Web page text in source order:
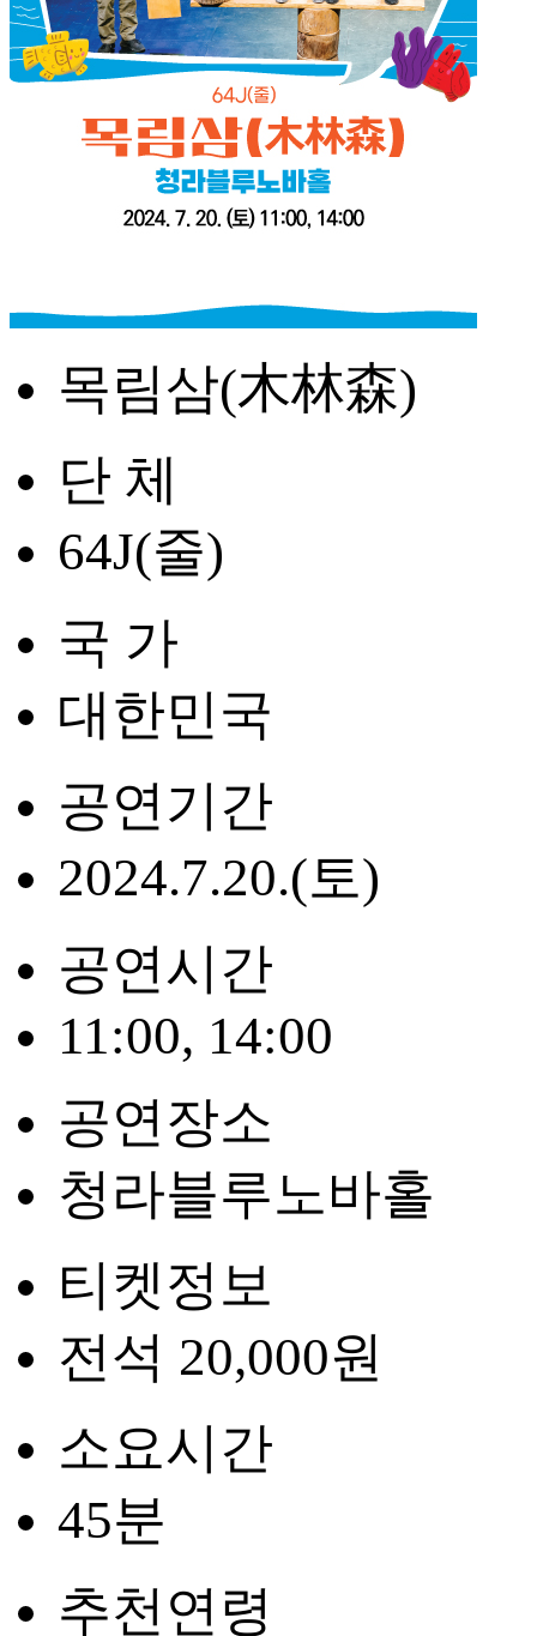
목림삼(木林森)
단 체
64J(줄)
국 가
대한민국
공연기간
2024.7.20.(토)
공연시간
11:00, 14:00
공연장소
청라블루노바홀
티켓정보
전석 20,000원
소요시간
45분
추천연령